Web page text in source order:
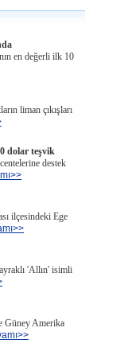
en değerli ilk 10
liman çıkışları
dolar teşvik
destek
ilçesindeki Ege
'Allın' isimli
Güney Amerika